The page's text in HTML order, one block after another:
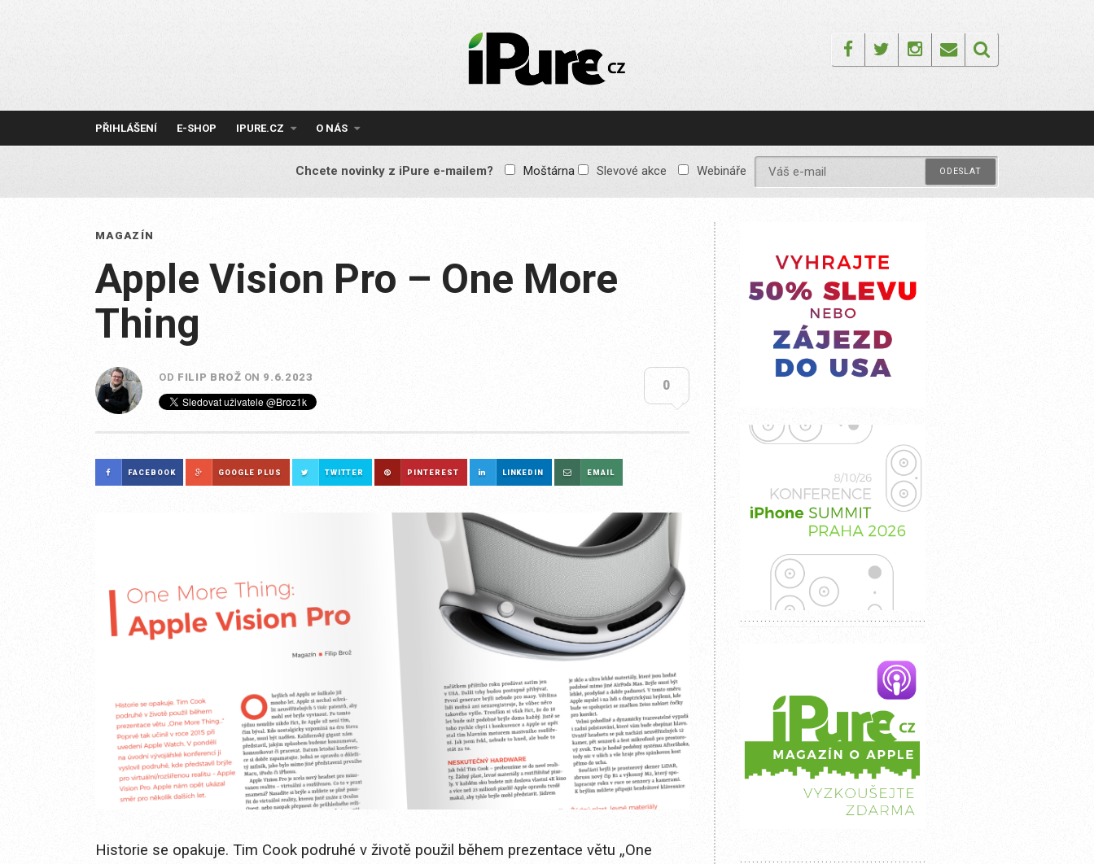
IPURE.CZ
Prémiový Apple e-
reklamy, žádné
obsah pro všechny
FacebookTwitterInstagram
Email
PŘIHLÁŠENÍ E-SHOP IPURE.CZ O NÁS
Chcete novinky z iPure e-mailem? Moštárna Slevové akce Webináře
MAGAZÍN
Apple Vision Pro – One More
Thing
OD FILIP BROŽ ON 9.6.2023
0
FACEBOOK GOOGLE PLUS TWITTER PINTEREST LINKEDIN EMAIL
Historie se opakuje. Tim Cook podruhé v životě použil během prezentace větu „One